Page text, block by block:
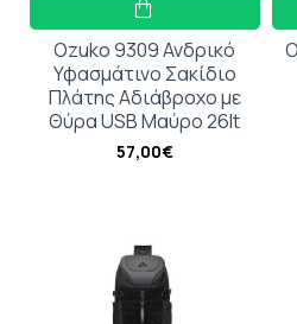
Ozuko 9309 Ανδρικό
Υφασμάτινο Σακίδιο
Πλάτης Αδιάβροχο με
Θύρα USB Μαύρο 26lt
57,00€